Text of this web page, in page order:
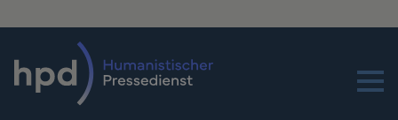
Menu